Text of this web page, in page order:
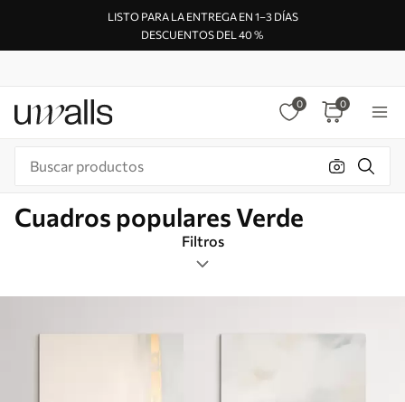
LISTO PARA LA ENTREGA EN 1–3 DÍAS
DESCUENTOS DEL 40 %
0 0
Cuadros populares Verde
Filtros
Etiquetas
Formato de imagen